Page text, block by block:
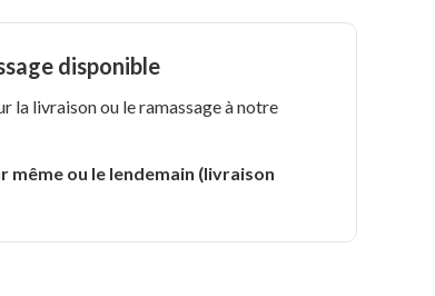
disponible
la livraison ou le ramassage à notre
même ou le lendemain (livraison